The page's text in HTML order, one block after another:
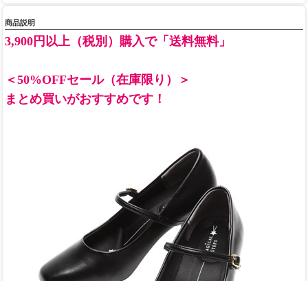
商品説明
3,900円以上（税別）購入で「送料無料」
＜50%OFFセール（在庫限り）＞
まとめ買いがおすすめです！